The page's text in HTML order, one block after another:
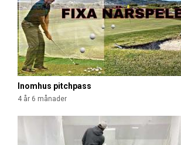
Inomhus pitchpass
4 år 6 månader